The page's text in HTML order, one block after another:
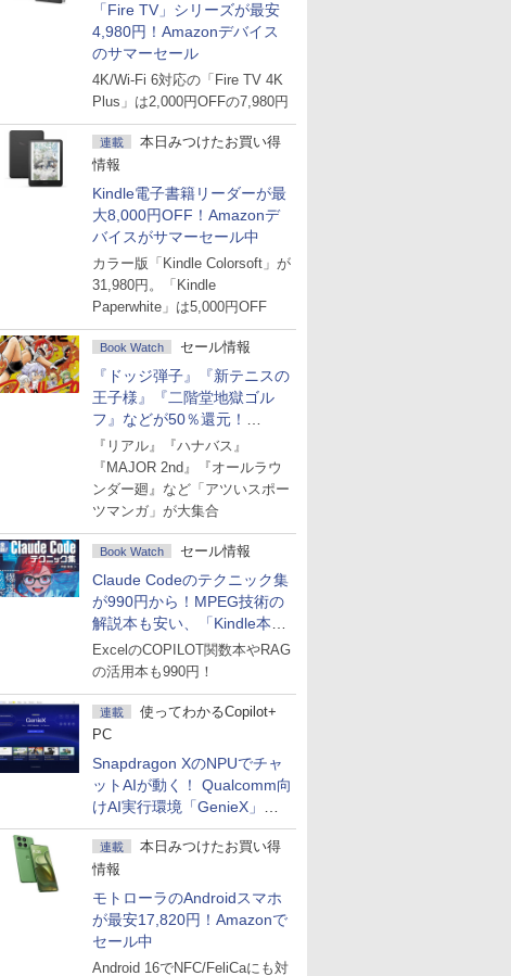
「Fire TV」シリーズが最安
4,980円！Amazonデバイス
のサマーセール
4K/Wi-Fi 6対応の「Fire TV 4K
Plus」は2,000円OFFの7,980円
連載
本日みつけたお買い得
情報
Kindle電子書籍リーダーが最
大8,000円OFF！Amazonデ
バイスがサマーセール中
カラー版「Kindle Colorsoft」が
31,980円。「Kindle
Paperwhite」は5,000円OFF
Book Watch セール情報
『ドッジ弾子』『新テニスの
王子様』『二階堂地獄ゴル
フ』などが50％還元！
Amazonマンガ週末セール
『リアル』『ハナバス』
『MAJOR 2nd』『オールラウ
ンダー廻』など「アツいスポー
ツマンガ」が大集合
Book Watch セール情報
Claude Codeのテクニック集
が990円から！MPEG技術の
解説本も安い、「Kindle本サ
マーセール」第2弾開始！
ExcelのCOPILOT関数本やRAG
の活用本も990円！
連載
使ってわかるCopilot+
PC
Snapdragon XのNPUでチャ
ットAIが動く！ Qualcomm向
けAI実行環境「GenieX」を
試してみた
連載
本日みつけたお買い得
情報
モトローラのAndroidスマホ
が最安17,820円！Amazonで
セール中
Android 16でNFC/FeliCaにも対